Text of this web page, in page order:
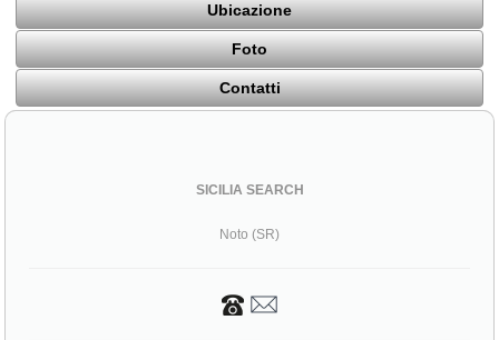
Ubicazione
Foto
Contatti
SICILIA SEARCH
Noto (SR)